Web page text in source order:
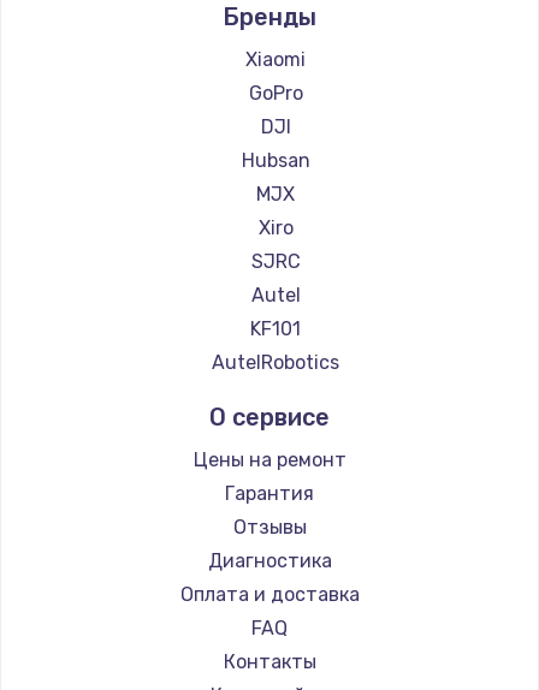
900 руб.
Заказать
Замена регулятора режимов конфорки
900 руб.
Заказать
Замена сенсорного датчика
Заказать
1200 руб.
Заказать
Замена системной платы
Заказать
Замена температурного датчика
Бренды
Xiaomi
GoPro
DJI
Hubsan
MJX
Xiro
SJRC
Autel
KF101
AutelRobotics
О сервисе
Цены на ремонт
Гарантия
Отзывы
Диагностика
Оплата и доставка
FAQ
Контакты